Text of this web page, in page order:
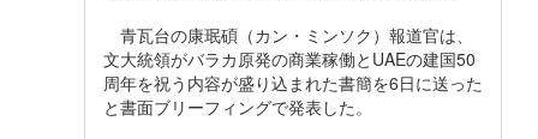
青瓦台の康珉碩（カン・ミンソク）報道官は、
文大統領がバラカ原発の商業稼働とUAEの建国50
周年を祝う内容が盛り込まれた書簡を6日に送った
と書面ブリーフィングで発表した。